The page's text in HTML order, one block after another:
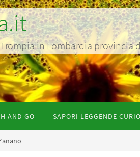
Trompia in Lombardia provincia
AND GO SAPORI LEGGENDE